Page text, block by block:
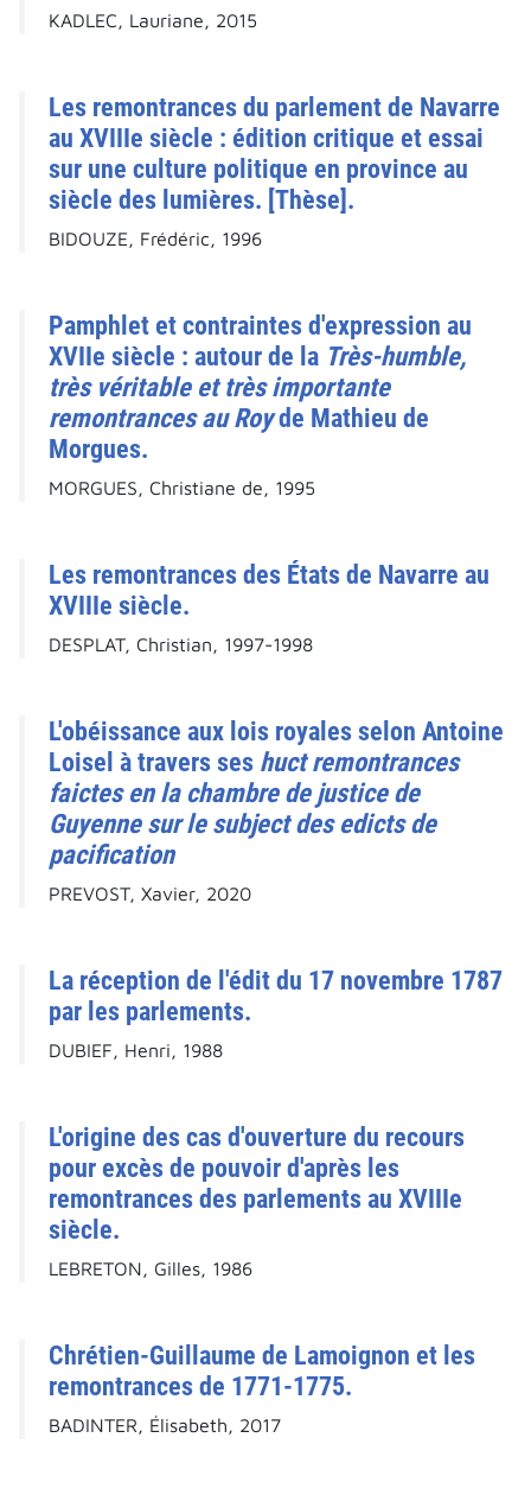
KADLEC, Lauriane, 2015
Les remontrances du parlement de Navarre
au XVIIIe siècle : édition critique et essai
sur une culture politique en province au
siècle des lumières. [Thèse].
BIDOUZE, Frédéric, 1996
Pamphlet et contraintes d'expression au
XVIIe siècle : autour de la Très-humble,
très véritable et très importante
remontrances au Royde Mathieu de
Morgues.
MORGUES, Christiane de, 1995
Les remontrances des États de Navarre au
XVIIIe siècle.
DESPLAT, Christian, 1997-1998
L'obéissance aux lois royales selon Antoine
Loisel à travers ses huct remontrances
faictes en la chambre de justice de
Guyenne sur le subject des edicts de
pacification
PREVOST, Xavier, 2020
La réception de l'édit du 17 novembre 1787
par les parlements.
DUBIEF, Henri, 1988
L'origine des cas d'ouverture du recours
pour excès de pouvoir d'après les
remontrances des parlements au XVIIIe
siècle.
LEBRETON, Gilles, 1986
Chrétien-Guillaume de Lamoignon et les
remontrances de 1771-1775.
BADINTER, Élisabeth, 2017